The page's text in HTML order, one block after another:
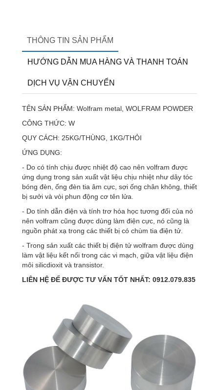
THÔNG TIN SẢN PHẨM
HƯỚNG DẪN MUA HÀNG VÀ THANH TOÁN
DỊCH VỤ VẬN CHUYỂN
TÊN SẢN PHẨM: Wolfram metal, WOLFRAM POWDER
CÔNG THỨC: W
QUY CÁCH: 25KG/THÙNG, 1KG/THỎI
ỨNG DỤNG:
- Do có tính chịu được nhiệt độ cao nên volfram được
ứng dụng trong sản xuất vật liệu chịu nhiệt như dây tóc
bóng đèn, ống đèn tia âm cực, sợi ống chân không, thiết
bị sưởi và vòi phun động cơ tên lửa.
- Do tính dẫn điện và tính trơ hóa học tương đối của nó
nên volfram cũng được dùng làm điện cực, nó cũng là
nguồn phát xạ trong các thiết bị có chùm tia điện tử.
- Trong sản xuất các thiết bị điện tử wolfram được dùng
làm vật liệu kết nối trong các vi mạch, giữa vật liệu điện
môi silicdioxit và transistor.
LIÊN HỆ ĐỂ ĐƯỢC TƯ VẤN TỐT NHẤT: 0912.079.835